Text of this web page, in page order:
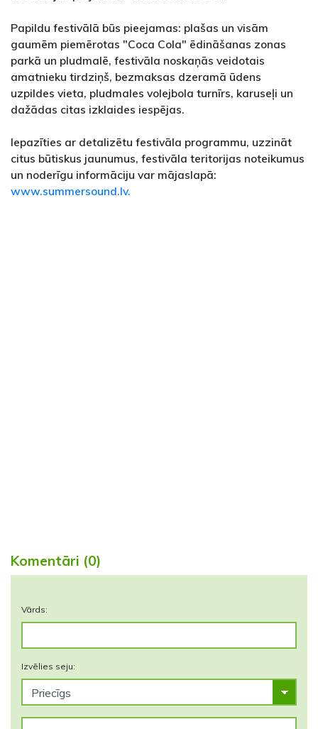
Papildu festivālā būs pieejamas: plašas un visām
gaumēm piemērotas "Coca Cola" ēdināšanas zonas
parkā un pludmalē, festivāla noskaņās veidotais
amatnieku tirdziņš, bezmaksas dzeramā ūdens
uzpildes vieta, pludmales volejbola turnīrs, karuseļi un
dažādas citas izklaides iespējas.
Iepazīties ar detalizētu festivāla programmu, uzzināt
citus būtiskus jaunumus, festivāla teritorijas noteikumus
un noderīgu informāciju var mājaslapā:
www.summersound.lv.
Komentāri (0)
Vārds:
Izvēlies seju: